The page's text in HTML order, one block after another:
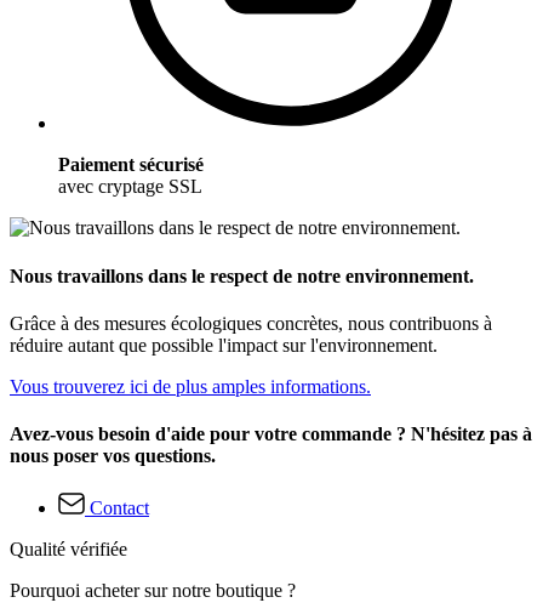
Paiement sécurisé
avec cryptage SSL
Nous travaillons dans le respect de notre environnement.
Grâce à des mesures écologiques concrètes, nous contribuons à
réduire autant que possible l'impact sur l'environnement.
Vous trouverez ici de plus amples informations.
Avez-vous besoin d'aide pour votre commande ? N'hésitez pas à
nous poser vos questions.
Contact
Qualité vérifiée
Pourquoi acheter sur notre boutique ?